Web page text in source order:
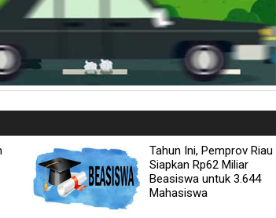
Tahun Ini, Pemprov Riau
Siapkan Rp62 Miliar
Beasiswa untuk 3.644
Mahasiswa